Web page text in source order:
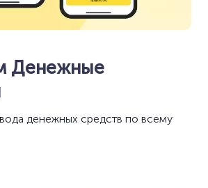
Денежные
денежных средств по всему